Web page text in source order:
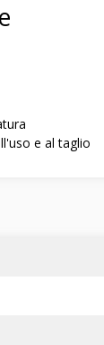
e al taglio